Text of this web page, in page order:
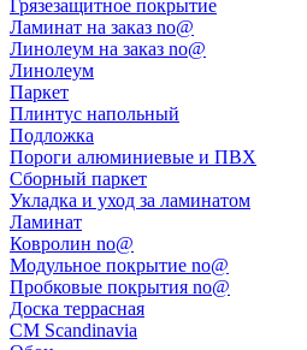
Грязезащитное покрытие
Ламинат на заказ no@
Линолеум на заказ no@
Линолеум
Паркет
Плинтус напольный
Подложка
Пороги алюминиевые и ПВХ
Сборный паркет
Укладка и уход за ламинатом
Ламинат
Ковролин no@
Модульное покрытие no@
Пробковые покрытия no@
Доска террасная
CM Scandinavia